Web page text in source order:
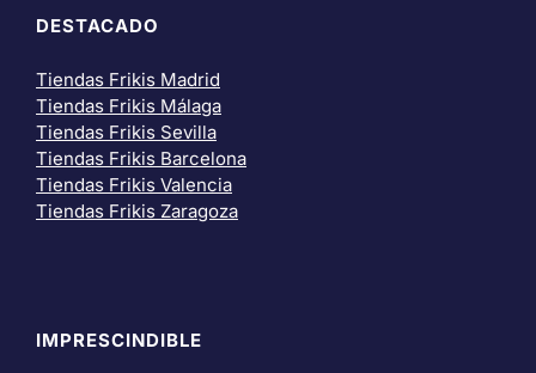
DESTACADO
Tiendas Frikis Madrid
Tiendas Frikis Málaga
Tiendas Frikis Sevilla
Tiendas Frikis Barcelona
Tiendas Frikis Valencia
Tiendas Frikis Zaragoza
IMPRESCINDIBLE